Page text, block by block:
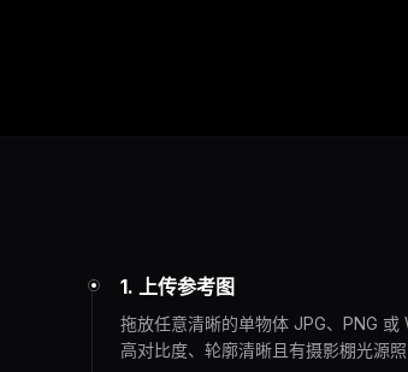
1. 上传参考图
拖放任意清晰的单物体 JPG、PNG
高对比度、轮廓清晰且有摄影棚光源照